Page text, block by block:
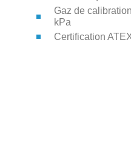
Gaz de
kPa
Certification